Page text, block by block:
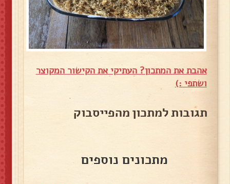
אהבת את המתכון? העתיקי את הקישור המקוצר
ושתפי :)
תגובות למתכון מהפייסבוק
מתכונים נוספים